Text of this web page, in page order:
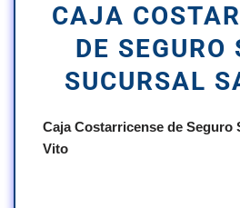
CAJA
DE SEGURO
SUCURSAL
Caja Costarricense de Seguro
Vito